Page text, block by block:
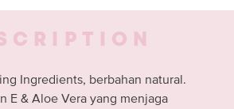
Ingredients, berbahan natural.
E & Aloe Vera yang menjaga